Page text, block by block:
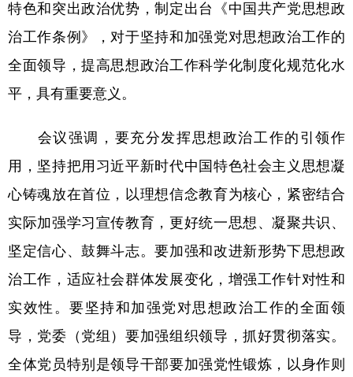
地方频道
北京 天津 河北 山西
山东 河南 湖北 湖南
广东 广西 海南 重庆
陕西 甘肃 青海 宁夏
新疆 内蒙古 黑龙江
多语种频道
English Español Français عربى
特色和突出政治优势，制定出台《中国共产党思想政
治工作条例》，对于坚持和加强党对思想政治工作的
全面领导，提高思想政治工作科学化制度化规范化水
平，具有重要意义。
会议强调，要充分发挥思想政治工作的引领作
用，坚持把用习近平新时代中国特色社会主义思想凝
心铸魂放在首位，以理想信念教育为核心，紧密结合
实际加强学习宣传教育，更好统一思想、凝聚共识、
坚定信心、鼓舞斗志。要加强和改进新形势下思想政
治工作，适应社会群体发展变化，增强工作针对性和
实效性。要坚持和加强党对思想政治工作的全面领
导，党委（党组）要加强组织领导，抓好贯彻落实。
全体党员特别是领导干部要加强党性锻炼，以身作则